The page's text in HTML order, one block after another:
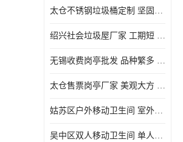
太仓不锈钢垃圾桶定制 坚固耐用 绝缘性能好
绍兴社会垃圾屋厂家 工期短 便于居民集中投放
无锡收费岗亭批发 品种繁多 适用多场合
太仓售票岗亭厂家 美观大方 使用寿命长
姑苏区户外移动卫生间 室外临时单人厕所供应厂家
吴中区双人移动卫生间 单人厕所供应厂家